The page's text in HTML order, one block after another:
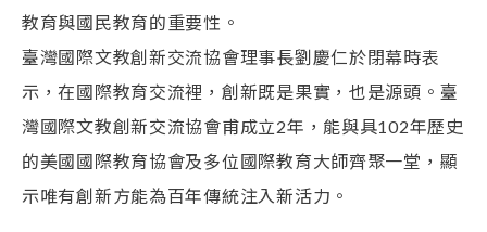
教育與國民教育的重要性。
臺灣國際文教創新交流協會理事長劉慶仁於閉幕時表
示，在國際教育交流裡，創新既是果實，也是源頭。臺
灣國際文教創新交流協會甫成立2年，能與具102年歷史
的美國國際教育協會及多位國際教育大師齊聚一堂，顯
示唯有創新方能為百年傳統注入新活力。